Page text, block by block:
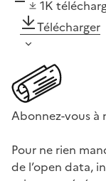
1K
Télécharger
Abonnez-vous
Pour ne rien
de l’open data,